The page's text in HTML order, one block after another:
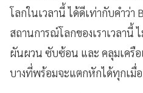
โลกในเวลานี้ ได้ดีเท่ากับคำว่า
สถานการณ์โลกของเราเวลานี้
ผันผวน ซับซ้อน และ คลุมเครือ
บางที่พร้อมจะแตกหักได้ทุกเมื่อ